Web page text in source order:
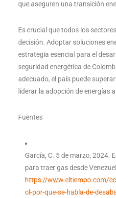
que aseguren una transición
Es crucial que todos los
decisión. Adoptar soluciones
estrategia esencial para el
seguridad energética de
adecuado, el país puede
liderar la adopción de energías
Fuentes
García, C. 5 de marzo, 2024.
para traer gas desde
https://www.eltiempo.com/
ol-por-que-se-habla-de-